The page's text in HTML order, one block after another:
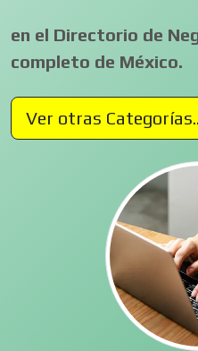
en el Directorio de
completo de México.
Ver otras